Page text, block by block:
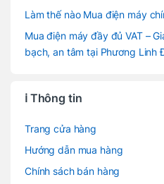
Làm thế nào Mua điện máy
Mua điện máy đầy đủ VAT –
bạch, an tâm tại Phương Linh
ℹ️ Thông tin
Trang cửa hàng
Hướng dẫn mua hàng
Chính sách bán hàng